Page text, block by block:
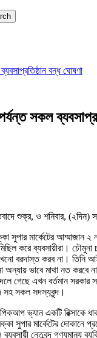
বন্ধ ঘোষণা
সকল
শুক্র, ও শনিবার, (২দিন)
মার্কেটের আম্মাজান ২
করে ব্যবসায়ীরা।
বরদাস্ত করব না। তিনি
ভাবে মাথা নত করবে
গেছে এখন বর্তমান সরকার
সহ সকল সদস্যবৃন্দ।
ভ্যান একটি রিক্সাকে
সুপার মার্কেটের দোকানে
নেতৃবৃন্দ গণ্যমান্য